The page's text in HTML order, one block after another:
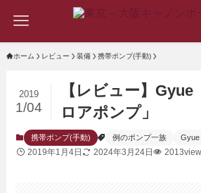
ホーム レビュー 装備 携帯ポンプ(手動)
【レビュー】Gyue
ロアポンプ」
2019
1/04
携帯ポンプ(手動) 例のポンプ一族 Gyue
2019年1月4日 2024年3月24日 2013view